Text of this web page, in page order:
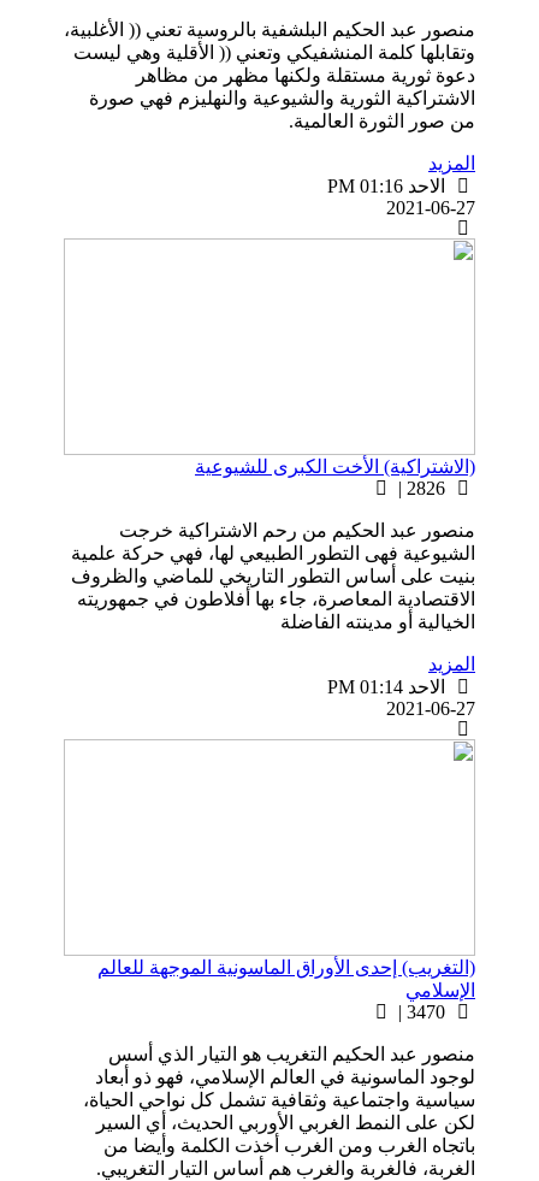
منصور عبد الحكيم البلشفية بالروسية تعني (( الأغلبية،
وتقابلها كلمة المنشفيكي وتعني (( الأقلية وهي ليست
دعوة ثورية مستقلة ولكنها مظهر من مظاهر
الاشتراكية الثورية والشيوعية والنهليزم فهي صورة
من صور الثورة العالمية.
المزيد
الاحد PM 01:16
2021-06-27
(الاشتراكية) الأخت الكبرى للشيوعية
منصور عبد الحكيم من رحم الاشتراكية خرجت
الشيوعية فهى التطور الطبيعي لها، فهي حركة علمية
بنيت على أساس التطور التاريخي للماضي والظروف
الاقتصادية المعاصرة، جاء بها أفلاطون في جمهوريته
الخيالية أو مدينته الفاضلة
المزيد
الاحد PM 01:14
2021-06-27
(التغريب) إحدى الأوراق الماسونية الموجهة للعالم
الإسلامي
منصور عبد الحكيم التغريب هو التيار الذي أسس
لوجود الماسونية في العالم الإسلامي، فهو ذو أبعاد
سياسية واجتماعية وثقافية تشمل كل نواحي الحياة،
لكن على النمط الغربي الأوربي الحديث، أي السير
باتجاه الغرب ومن الغرب أخذت الكلمة وأيضا من
الغربة، فالغربة والغرب هم أساس التيار التغريبي.